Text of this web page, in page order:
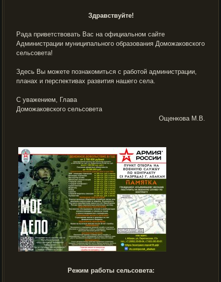
Здравствуйте!
Рада приветствовать Вас на официальном сайте
Администрации муниципального образования Доможаковского
сельсовета!
Здесь Вы можете познакомиться с работой администрации,
планах и перспективах развития нашего села.
С уважением, Глава
Доможаковского сельсовета
Ощенкова М.В.
Режим работы сельсовета: